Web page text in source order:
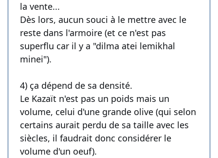
la vente...
Dès lors, aucun souci à le mettre avec le
reste dans l'armoire (et ce n'est pas
superflu car il y a "dilma atei lemikhal
minei").
4) ça dépend de sa densité.
Le Kazaït n'est pas un poids mais un
volume, celui d'une grande olive (qui selon
certains aurait perdu de sa taille avec les
siècles, il faudrait donc considérer le
volume d'un oeuf).